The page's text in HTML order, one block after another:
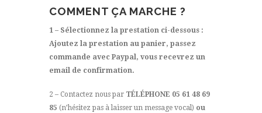
COMMENT ÇA MARCHE ?
1 – Sélectionnez la prestation ci-dessous :
Ajoutez la prestation au panier, passez
commande avec Paypal, vous recevrez un
email de confirmation.
2 – Contactez nous par TÉLÉPHONE 05 61 48 69
85 (n’hésitez pas à laisser un message vocal) ou